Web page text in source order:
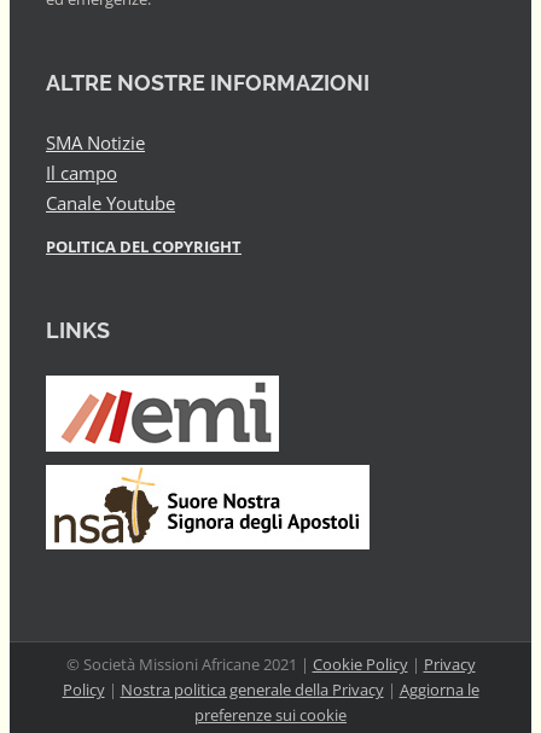
ALTRE NOSTRE INFORMAZIONI
SMA Notizie
Il campo
Canale Youtube
POLITICA DEL COPYRIGHT
LINKS
© Società Missioni Africane 2021 | Cookie Policy| Privacy
Policy| Nostra politica generale della Privacy| Aggiorna le
preferenze sui cookie